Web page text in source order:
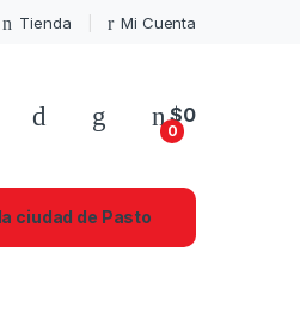
Tienda Mi Cuenta
0
$0
ciudad de Pasto